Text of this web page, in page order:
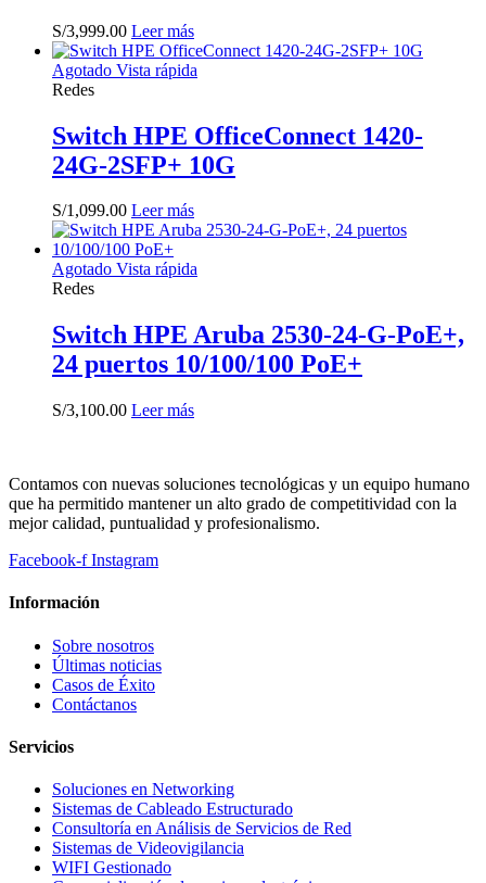
S/3,999.00 Leer más
Agotado Vista rápida
Redes
Switch HPE OfficeConnect 1420-
24G-2SFP+ 10G
S/1,099.00 Leer más
Agotado Vista rápida
Redes
Switch HPE Aruba 2530-24-G-PoE+,
24 puertos 10/100/100 PoE+
S/3,100.00 Leer más
Contamos con nuevas soluciones tecnológicas y un equipo humano
que ha permitido mantener un alto grado de competitividad con la
mejor calidad, puntualidad y profesionalismo.
Facebook-f Instagram
Información
Sobre nosotros
Últimas noticias
Casos de Éxito
Contáctanos
Servicios
Soluciones en Networking
Sistemas de Cableado Estructurado
Consultoría en Análisis de Servicios de Red
Sistemas de Videovigilancia
WIFI Gestionado